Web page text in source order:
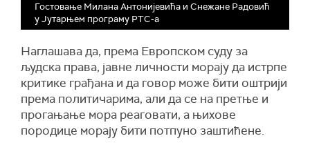
Гостовање Милана Антонијевића и Снежане Радовић
у Јутарњем програму РТС-а
Наглашава да, према Европском суду за
људска права, јавне личности морају да истрпе
критике грађана и да говор може бити оштрији
према политичарима, али да се на претње и
прогањање мора реаговати, а њихове
породице морају бити потпуно заштићене.